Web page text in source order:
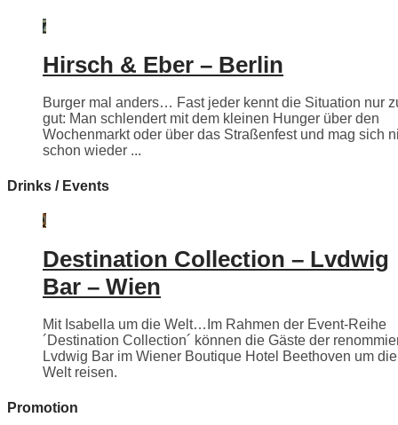
Hirsch & Eber – Berlin
Burger mal anders… Fast jeder kennt die Situation nur
gut: Man schlendert mit dem kleinen Hunger über den
Wochenmarkt oder über das Straßenfest und mag sich
schon wieder ...
Drinks / Events
Destination Collection – Lvdwig
Bar – Wien
Mit Isabella um die Welt…Im Rahmen der Event-Reihe
´Destination Collection´ können die Gäste der
Lvdwig Bar im Wiener Boutique Hotel Beethoven um die
Welt reisen.
Promotion